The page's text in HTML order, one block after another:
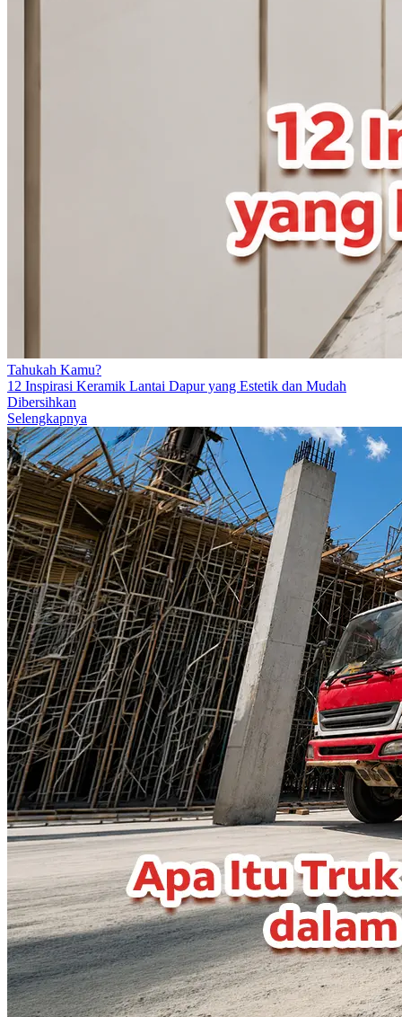
Tahukah Kamu?
12 Inspirasi Keramik Lantai Dapur yang Estetik dan Mudah
Dibersihkan
Selengkapnya